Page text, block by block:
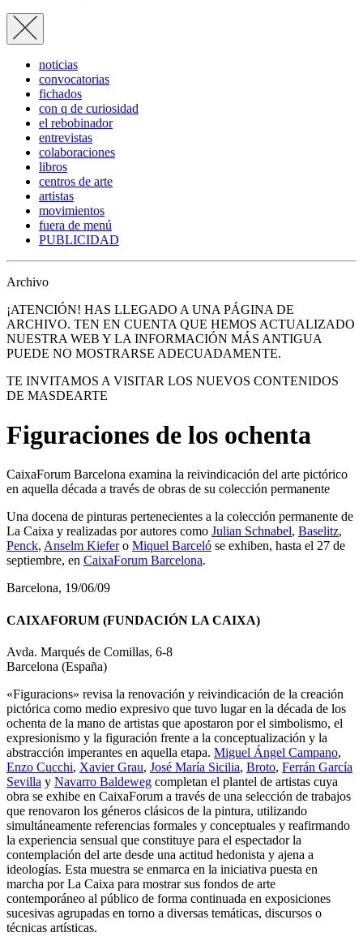
noticias
convocatorias
fichados
con q de curiosidad
el rebobinador
entrevistas
colaboraciones
libros
centros de arte
artistas
movimientos
fuera de menú
PUBLICIDAD
Archivo
¡ATENCIÓN! HAS LLEGADO A UNA PÁGINA DE
ARCHIVO. TEN EN CUENTA QUE HEMOS ACTUALIZADO
NUESTRA WEB Y LA INFORMACIÓN MÁS ANTIGUA
PUEDE NO MOSTRARSE ADECUADAMENTE.
TE INVITAMOS A VISITAR LOS NUEVOS CONTENIDOS
DE MASDEARTE
Figuraciones de los ochenta
CaixaForum Barcelona examina la reivindicación del arte pictórico
en aquella década a través de obras de su colección permanente
Una docena de pinturas pertenecientes a la colección permanente de
La Caixa y realizadas por autores como Julian Schnabel, Baselitz,
Penck, Anselm Kiefero Miquel Barceló se exhiben, hasta el 27 de
septiembre, en CaixaForum Barcelona.
Barcelona, 19/06/09
CAIXAFORUM (FUNDACIÓN LA CAIXA)
Avda. Marqués de Comillas, 6-8
Barcelona (España)
«Figuracions» revisa la renovación y reivindicación de la creación
pictórica como medio expresivo que tuvo lugar en la década de los
ochenta de la mano de artistas que apostaron por el simbolismo, el
expresionismo y la figuración frente a la conceptualización y la
abstracción imperantes en aquella etapa. Miguel Ángel Campano,
Enzo Cucchi, Xavier Grau, José María Sicilia, Broto, Ferrán García
Sevilla y Navarro Baldeweg completan el plantel de artistas cuya
obra se exhibe en CaixaForum a través de una selección de trabajos
que renovaron los géneros clásicos de la pintura, utilizando
simultáneamente referencias formales y conceptuales y reafirmando
la experiencia sensual que constituye para el espectador la
contemplación del arte desde una actitud hedonista y ajena a
ideologías. Esta muestra se enmarca en la iniciativa puesta en
marcha por La Caixa para mostrar sus fondos de arte
contemporáneo al público de forma continuada en exposiciones
sucesivas agrupadas en torno a diversas temáticas, discursos o
técnicas artísticas.